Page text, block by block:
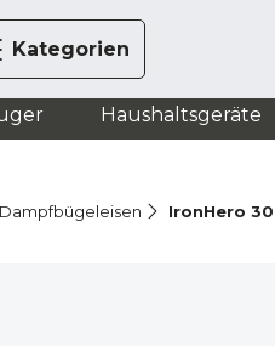
Kategorien
Haushaltsgeräte
Dampfbügeleisen IronHero